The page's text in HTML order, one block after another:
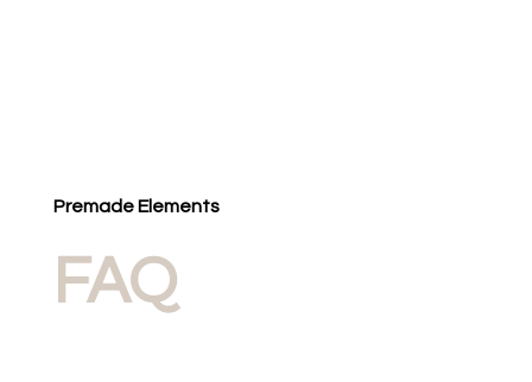
Premade Elements
FAQ